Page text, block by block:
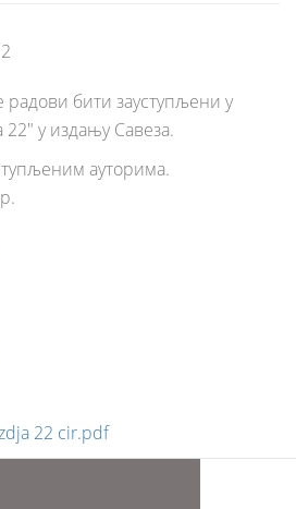
радови бити зауступљени у
22" у издању Савеза.
ауторима.
22 cir.pdf